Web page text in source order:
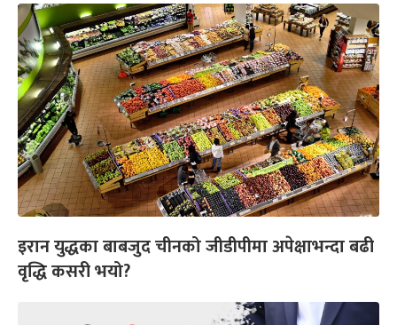
इरान युद्धका बाबजुद चीनको जीडीपीमा अपेक्षाभन्दा बढी
वृद्धि कसरी भयो?